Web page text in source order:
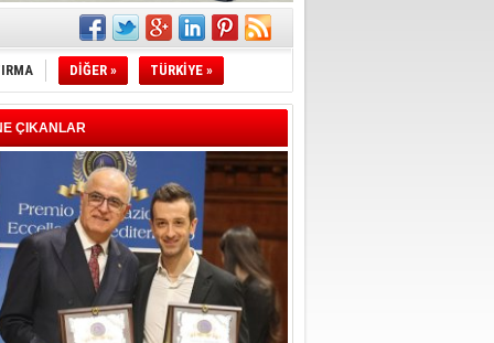
DİĞER » TÜRKİYE »
ÇIKANLAR